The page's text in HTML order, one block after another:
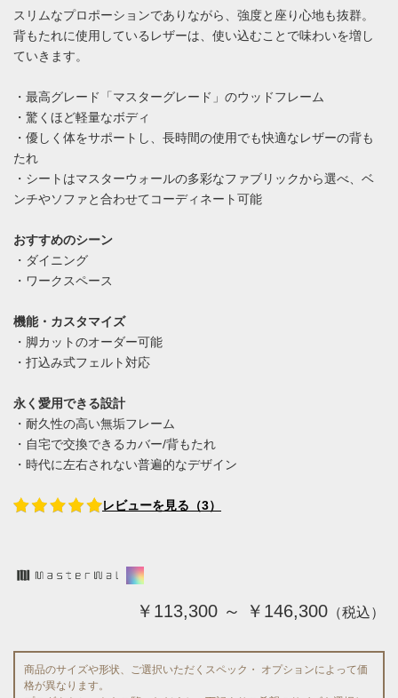
スリムなプロポーションでありながら、強度と座り心地も抜群。
背もたれに使用しているレザーは、使い込むことで味わいを増し
ていきます。
・最高グレード「マスターグレード」のウッドフレーム
・驚くほど軽量なボディ
・優しく体をサポートし、長時間の使用でも快適なレザーの背も
たれ
・シートはマスターウォールの多彩なファブリックから選べ、ベ
ンチやソファと合わせてコーディネート可能
おすすめのシーン
・ダイニング
・ワークスペース
機能・カスタマイズ
・脚カットのオーダー可能
・打込み式フェルト対応
永く愛用できる設計
・耐久性の高い無垢フレーム
・自宅で交換できるカバー/背もたれ
・時代に左右されない普遍的なデザイン
レビューを見る（3）
￥113,300 ～ ￥146,300 （税込）
商品のサイズや形状、ご選択いただくスペック・ オプションによって価
格が異なります。